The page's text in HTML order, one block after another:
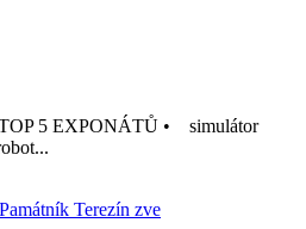
5 EXPONÁTŮ • simulátor